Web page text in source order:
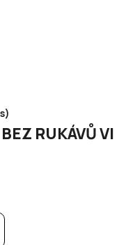
RUKÁVŮ VI